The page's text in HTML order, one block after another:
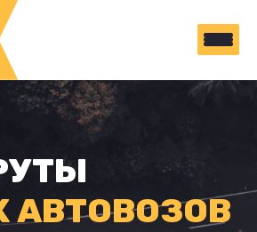
АВТОВОЗОВ